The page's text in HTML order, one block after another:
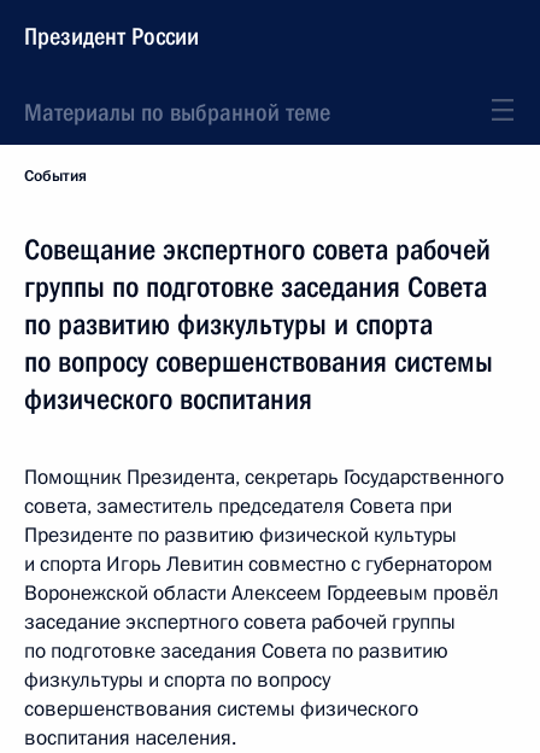
Президент России
Материалы по выбранной теме
События
Совещание экспертного совета рабочей
группы по подготовке заседания Совета
по развитию физкультуры и спорта
по вопросу совершенствования системы
физического воспитания
Помощник Президента, секретарь Государственного
совета, заместитель председателя Совета при
Президенте по развитию физической культуры
и спорта Игорь Левитин совместно с губернатором
Воронежской области Алексеем Гордеевым провёл
заседание экспертного совета рабочей группы
по подготовке заседания Совета по развитию
физкультуры и спорта по вопросу
совершенствования системы физического
воспитания населения.